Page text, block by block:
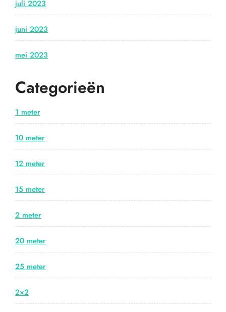
juli 2023
juni 2023
mei 2023
Categorieën
1 meter
10 meter
12 meter
15 meter
2 meter
20 meter
25 meter
2×2